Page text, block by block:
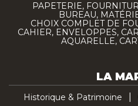
PAPETERIE,
BUREAU,
CHOIX COMPLET DE
CAHIER, ENVELOPPES,
AQUARELLE,
LA
Historique & Patrimoine